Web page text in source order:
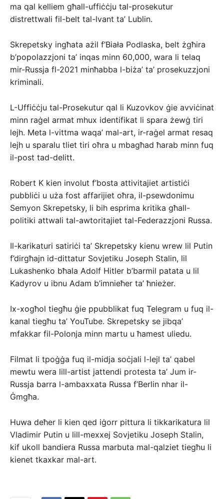
ma qal kelliem għall-uffiċċju tal-prosekutur
distrettwali fil-belt tal-lvant ta’ Lublin.
Skrepetsky ingħata ażil f’Biała Podlaska, belt żgħira
b’popolazzjoni ta’ inqas minn 60,000, wara li telaq
mir-Russja fl-2021 minħabba l-biża’ ta’ prosekuzzjoni
kriminali.
L-Uffiċċju tal-Prosekutur qal li Kuzovkov ġie avviċinat
minn raġel armat mhux identifikat li spara żewġ tiri
lejh. Meta l-vittma waqa’ mal-art, ir-raġel armat resaq
lejh u sparalu tliet tiri oħra u mbagħad ħarab minn fuq
il-post tad-delitt.
Robert K kien involut f’bosta attivitajiet artistiċi
pubbliċi u uża fost affarijiet oħra, il-psewdonimu
Semyon Skrepetsky, li bih esprima kritika għall-
politiki attwali tal-awtoritajiet tal-Federazzjoni Russa.
Il-karikaturi satiriċi ta’ Skrepetsky kienu wrew lil Putin
f’dirgħajn id-dittatur Sovjetiku Joseph Stalin, lil
Lukashenko bħala Adolf Hitler b’barmil patata u lil
Kadyrov u ibnu Adam b’imnieħer ta’ ħnieżer.
Ix-xogħol tiegħu ġie ppubblikat fuq Telegram u fuq il-
kanal tiegħu ta’ YouTube. Skrepetsky se jibqa’
mfakkar fil-Polonja minn martu u ħamest uliedu.
Filmat li tpoġġa fuq il-midja soċjali l-lejl ta’ qabel
mewtu wera lill-artist jattendi protesta ta’ Jum ir-
Russja barra l-ambaxxata Russa f’Berlin nhar il-
Ġmgħa.
Huwa deħer li kien qed iġorr pittura li tikkarikatura lil
Vladimir Putin u lill-mexxej Sovjetiku Joseph Stalin,
kif ukoll bandiera Russa marbuta mal-qalziet tiegħu li
kienet tkaxkar mal-art.